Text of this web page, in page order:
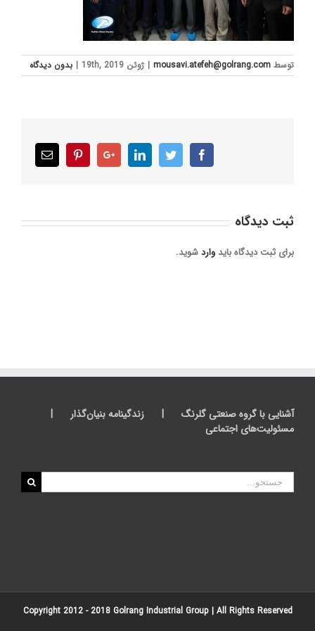
توسط mousavi.atefeh@golrang.com
| ژوئن 19th, 2019 | بدون ديدگاه
Facebook
Twitter
LinkedIn
Google+
Pinterest
Email
ثبت ديدگاه
برای ثبت دیدگاه باید واردشوید.
آشنایی با گروه صنعتی گلرنگ
زندگینامه بنیان‌گذار
مسئولیت‌های اجتماعی
جستجو
برای:
Copyright 2012 - 2018 Golrang Industrial Group| All Rights Reserved